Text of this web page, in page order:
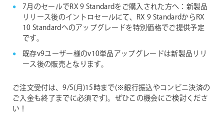
7月のセールでRX 9 Standardをご購入された方へ：新製品
リリース後のイントロセールにて、RX 9 StandardからRX
10 Standardへのアップグレードを特別価格でご提供予定
です。
既存v9ユーザー様のv10単品アップグレードは新製品リリ
ース後の販売となります。
ご注文受付は、9/5(月)15時まで(※銀行振込やコンビニ決済の
ご入金も終了までに必須です)。ぜひこの機会にご検討くださ
い！